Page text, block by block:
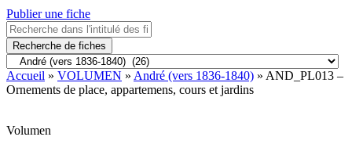
Publier une fiche
Recherche de fiches
Accueil » VOLUMEN » André (vers 1836-1840) » AND_PL013 –
Ornements de place, appartemens, cours et jardins
Volumen